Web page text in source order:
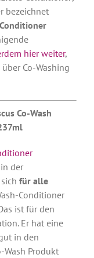
bezeichnet
hier weiter,
Co-Washing
Co-Wash
der
für alle
Conditioner
ist für den
Er hat eine
in den
Wash Produkt